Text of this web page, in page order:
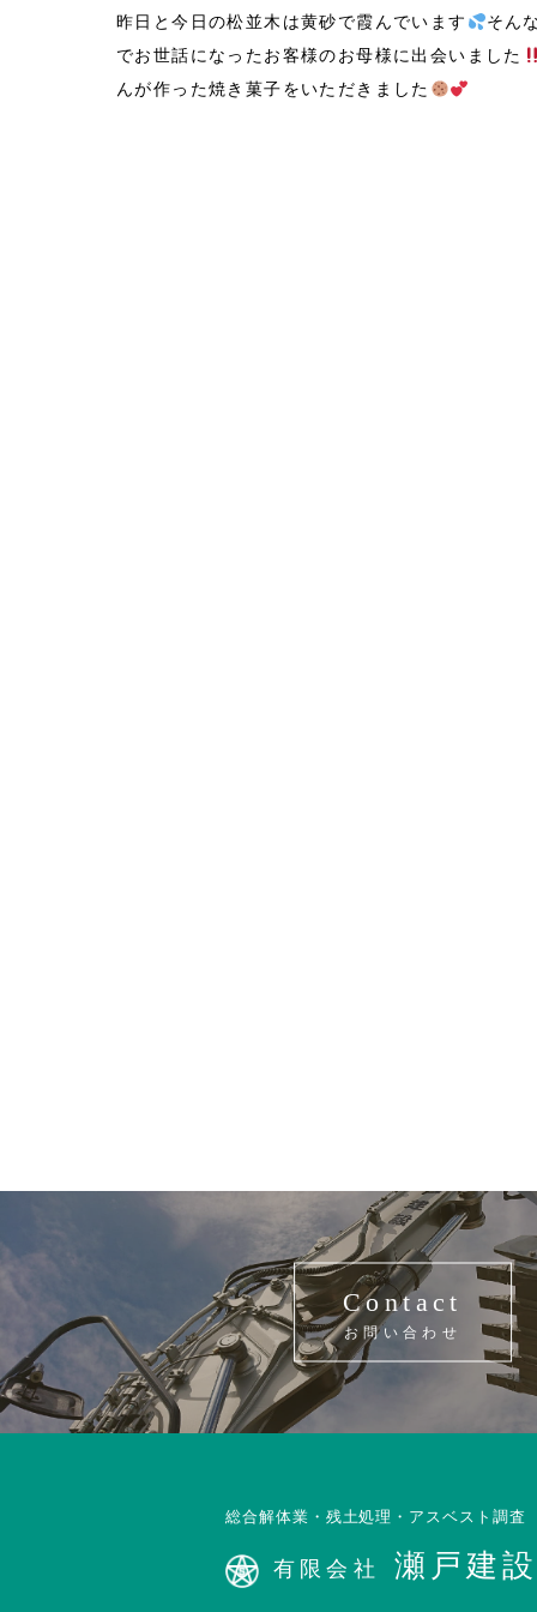
昨日と今日の松並木は黄砂で霞んでいます
そん
でお世話になったお客様のお母様に出会いました
んが作った焼き菓子をいただきました
Contact
お問い合わせ
総合解体業・残土処理・アスベスト調査
有限会社 瀬戸建